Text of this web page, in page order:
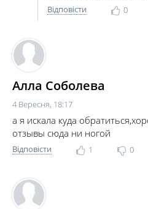
Відповісти 0
Алла Соболева
4 Вересня, 18:17
а я искала куда
отзывы сюда ни ногой
Відповісти 1 0